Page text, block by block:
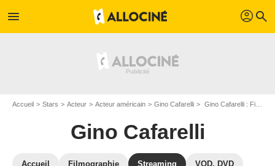
menu profil search
Accueil Stars Acteur Acteur américain Gino Cafarelli Gino Cafarelli : Films et séries online
Gino Cafarelli
Accueil Filmographie Streaming VOD, DVD